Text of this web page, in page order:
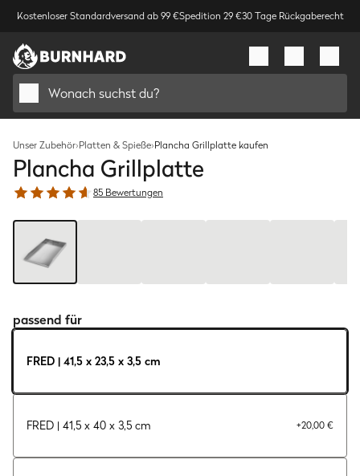
Kostenloser Standardversand ab 99 €Spedition 29 €30 Tage Rückgaberecht
Wonach suchst du?
Unser Zubehör›Platten & Spieße›Plancha Grillplatte kaufen
Plancha Grillplatte
85 Bewertungen
Bild
passend für
FRED | 41,5 x 23,5 x 3,5 cm
FRED | 41,5 x 40 x 3,5 cm +20,00 €